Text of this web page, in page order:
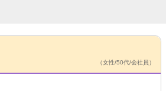
Up
（女性/50代/会社員）